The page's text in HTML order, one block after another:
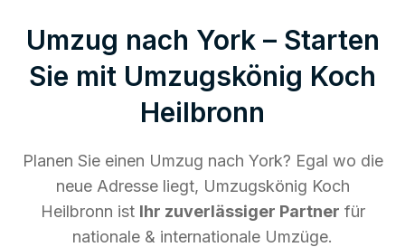
Umzug nach York – Starten
Sie mit Umzugskönig Koch
Heilbronn
Planen Sie einen Umzug nach York? Egal wo die
neue Adresse liegt, Umzugskönig Koch
Heilbronn ist Ihr zuverlässiger Partner für
nationale & internationale Umzüge.